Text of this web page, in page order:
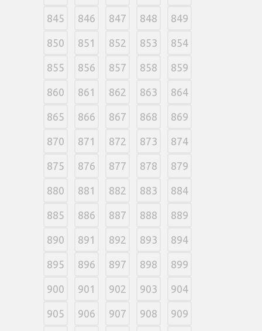
845 846 847 848 849
850 851 852 853 854
855 856 857 858 859
860 861 862 863 864
865 866 867 868 869
870 871 872 873 874
875 876 877 878 879
880 881 882 883 884
885 886 887 888 889
890 891 892 893 894
895 896 897 898 899
900 901 902 903 904
905 906 907 908 909